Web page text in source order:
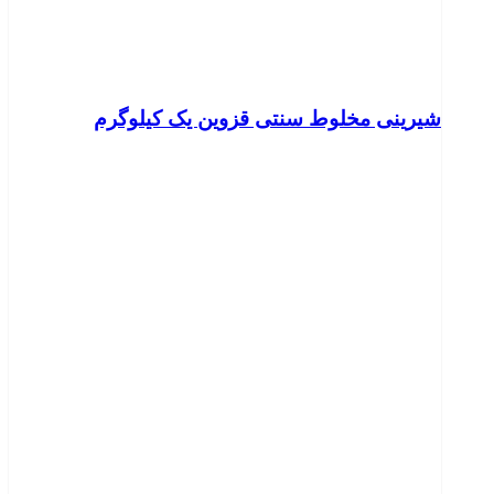
شیرینی مخلوط سنتی قزوین یک کیلوگرم